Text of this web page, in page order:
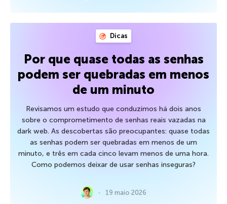
Dicas
Por que quase todas as senhas
podem ser quebradas em menos
de um minuto
Revisamos um estudo que conduzimos há dois anos
sobre o comprometimento de senhas reais vazadas na
dark web. As descobertas são preocupantes: quase todas
as senhas podem ser quebradas em menos de um
minuto, e três em cada cinco levam menos de uma hora.
Como podemos deixar de usar senhas inseguras?
19 maio 2026